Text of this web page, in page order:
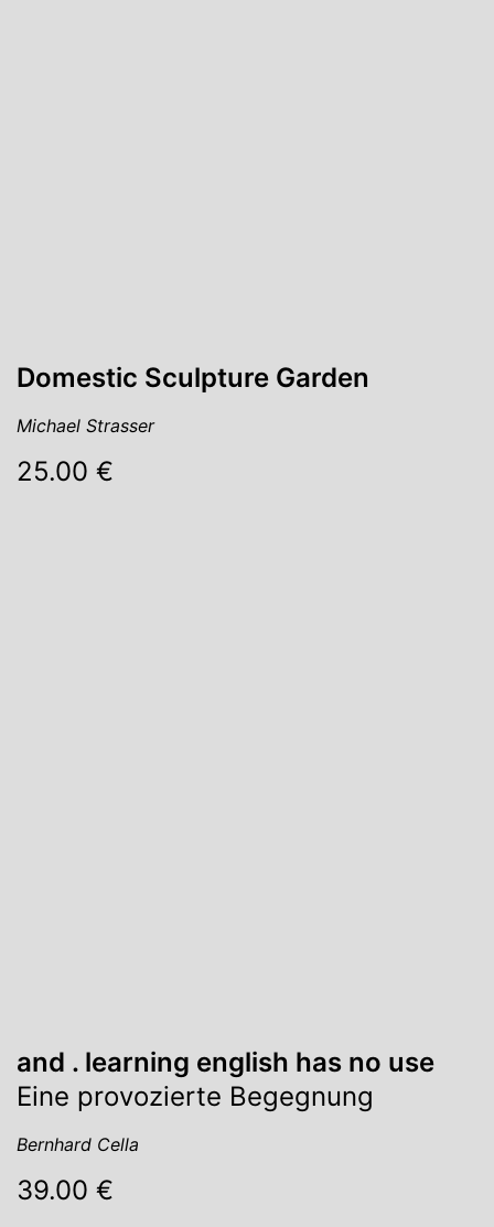
Domestic Sculpture Garden
Michael Strasser
25.00 €
and . learning english has no use
Eine provozierte Begegnung
Bernhard Cella
39.00 €